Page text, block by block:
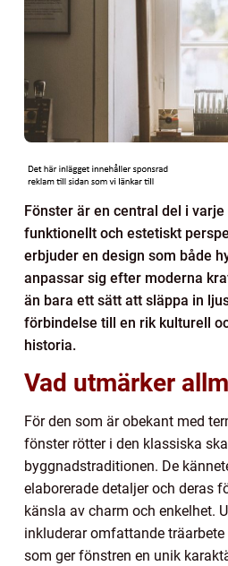
Fönster är en central del i
funktionellt och estetiskt
erbjuder en design som både
anpassar sig efter moderna
än bara ett sätt att släppa in
förbindelse till en rik kulturell
historia.
Vad utmärker
För den som är obekant med
fönster rötter i den klassiska
byggnadstraditionen. De
elaborerade detaljer och deras
känsla av charm och enkelhet.
inkluderar omfattande
som ger fönstren en unik